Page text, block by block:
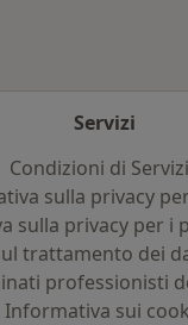
Servizi
Condizioni di
sulla privacy
sulla privacy per i
trattamento dei
professionisti
Informativa sui